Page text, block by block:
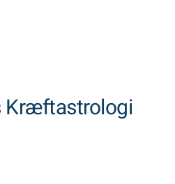
Kræftastrologi